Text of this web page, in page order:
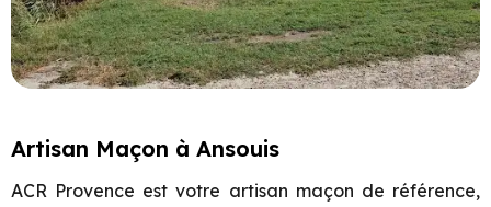
Artisan Maçon à Ansouis
ACR Provence est votre artisan maçon de référence,